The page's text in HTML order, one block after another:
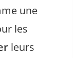
une
les
leurs